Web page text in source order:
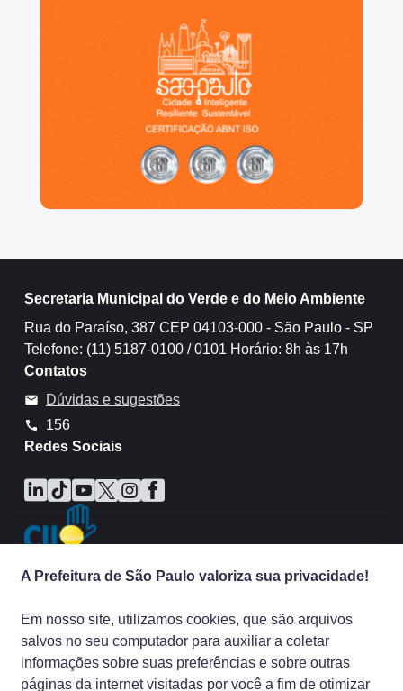
Educação Ambiental
Município VerdeAzul
Resíduos Sólidos
Secretaria Municipal do Verde e do Meio Ambiente
Rua do Paraíso, 387 CEP 04103-000 - São Paulo - SP
Telefone: (11) 5187-0100 / 0101 Horário: 8h às 17h
Contatos
mail Dúvidas e sugestões
call
156
Redes Sociais
Icone do LinkedIn
Icone do TikTok
Icone do YouTube
Icone do X
Icone do Instagram
Icone do Facebook
A Prefeitura de São Paulo valoriza sua privacidade!
Em nosso site, utilizamos cookies, que são arquivos
salvos no seu computador para auxiliar a coletar
informações sobre suas preferências e sobre outras
páginas da internet visitadas por você a fim de otimizar